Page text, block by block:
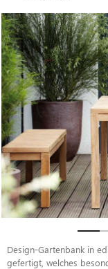
Design-Gartenbank in
gefertigt, welches